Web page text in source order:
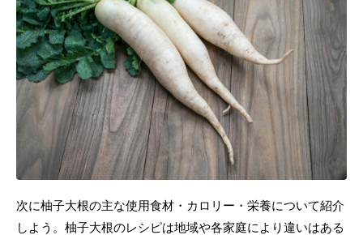
次に柚子大根の主な使用食材・カロリー・栄養について紹介
しよう。柚子大根のレシピは地域や各家庭により違いはある